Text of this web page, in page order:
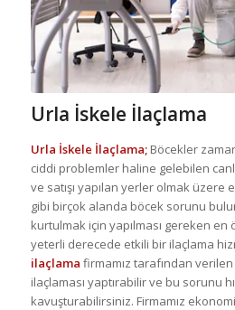
Urla İskele İlaçlama
Urla İskele İlaçlama; Böcekler
ciddi problemler haline gelebilen
ve satışı yapılan yerler olmak üzere
gibi birçok alanda böcek sorunu
kurtulmak için yapılması gereken en
yeterli derecede etkili bir ilaçlama
ilaçlama firmamız tarafından
ilaçlaması yaptırabilir ve bu sorunu
kavuşturabilirsiniz. Firmamız